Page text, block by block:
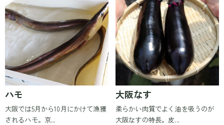
ハモ
大阪では5月から10月にかけて漁獲
されるハモ。京...
大阪なす
柔らかい肉質でよく油を吸うのが
大阪なすの特長。皮...